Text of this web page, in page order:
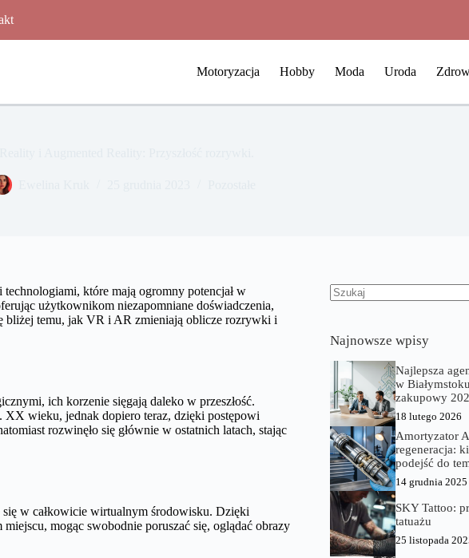
Motoryzacja Hobby Moda Uroda
które mają ogromny potencjał w
użytkownikom niezapomniane doświadczenia,
bliżej temu, jak VR i AR zmieniają oblicze rozrywki i
ich korzenie sięgają daleko w przeszłość.
XX wieku, jednak dopiero teraz, dzięki postępowi
rozwinęło się głównie w ostatnich latach, stając
w całkowicie wirtualnym środowisku. Dzięki
mogąc swobodnie poruszać się, oglądać obrazy
Najnowsze wpisy
Najlepsza
w
zakupowy
18 lutego 2026
Amortyzator
regeneracja:
podejść do
14 grudnia 2025
SKY Tattoo:
tatuażu
25 listopada